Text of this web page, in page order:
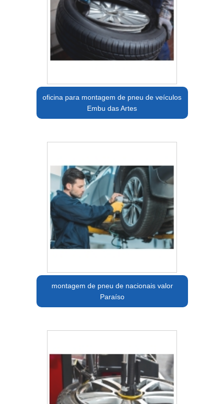
oficina para montagem de pneu de veículos
Embu das Artes
montagem de pneu de nacionais valor
Paraíso